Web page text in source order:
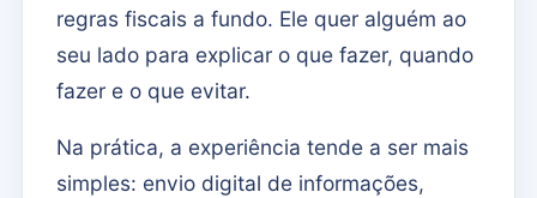
regras fiscais a fundo. Ele quer alguém ao
seu lado para explicar o que fazer, quando
fazer e o que evitar.
Na prática, a experiência tende a ser mais
simples: envio digital de informações,